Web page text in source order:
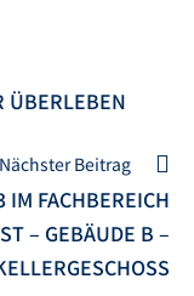
ÜBERLEBEN
Nächster Beitrag
FACHBEREICH
– GEBÄUDE B –